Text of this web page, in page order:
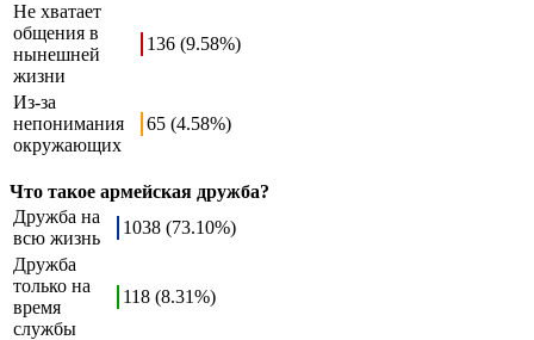
Не хватает
общения в
нынешней
жизни
136 (9.58%)
Из-за
непонимания
окружающих
65 (4.58%)
Что такое армейская дружба?
Дружба на
всю жизнь
1038 (73.10%)
Дружба
только на
время
службы
118 (8.31%)